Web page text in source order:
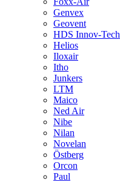
Genvex
Geovent
HDS Innov-Tech
Helios
Iloxair
Itho
Junkers
LTM
Maico
Ned Air
Nibe
Nilan
Novelan
Östberg
Orcon
Paul